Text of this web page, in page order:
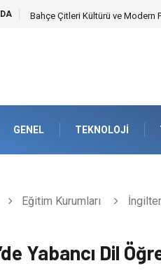
Komple Tır Taşımacılığı İle
GENEL TEKNOLOJI
Eğitim Kurumları
Yabancı Dil